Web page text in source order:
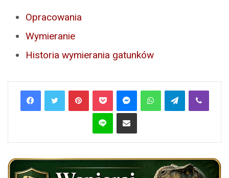
Opracowania
Wymieranie
Historia wymierania gatunków
PinterestPocket MessengerWhatsAppTelegramViber
Line Share via Email